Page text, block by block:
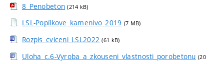
8_Penobeton (214 kB)
LSL-Popílkove_kamenivo_2019 (7 MB)
Rozpis_cviceni_LSL2022 (61 kB)
Uloha_c.6-Vyroba_a_zkouseni_vlastnosti_porobetonu (20